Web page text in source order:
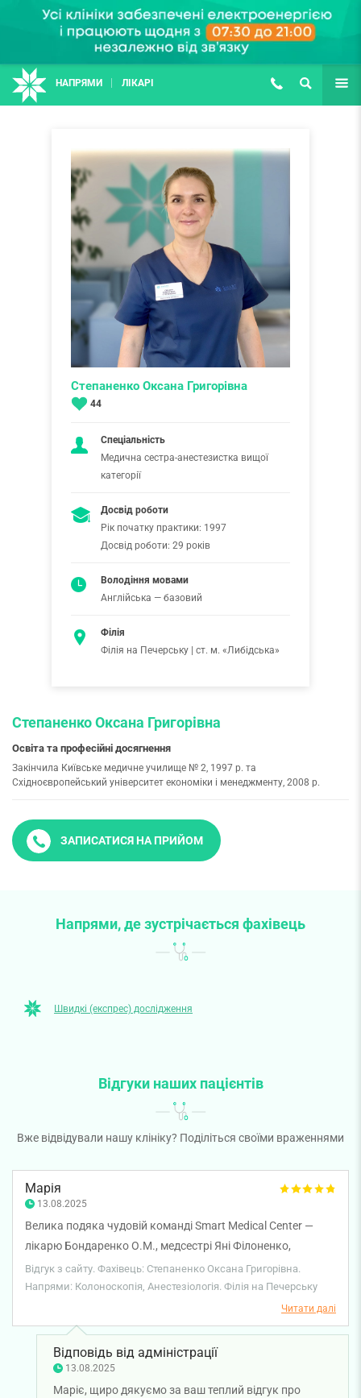
НАПРЯМИ ЛІКАРІ (067) 127-03-03
ПОШУК ЩЕ
Степаненко Оксана Григорівна
44
Спеціальність
Медична сестра-анестезистка вищої
категорії
Досвід роботи
Рік початку практики: 1997
Досвід роботи: 29 років
Володіння мовами
Англійська — базовий
Філія
Філія на Печерську | ст. м. «Либідська»
Степаненко Оксана Григорівна
Освіта та професійні досягнення
Закінчила Київське медичне училище № 2, 1997 р. та
Східноєвропейський університет економіки і менеджменту, 2008 р.
ЗАПИСАТИСЯ НА ПРИЙОМ
Напрями, де зустрічається фахівець
Швидкі (експрес) дослідження
Відгуки наших пацієнтів
Вже відвідували нашу клініку? Поділіться своїми враженнями
Марія
13.08.2025
Велика подяка чудовій команді Smart Medical Center —
лікарю Бондаренко О.М., медсестрі Яні Філоненко,
анестезіологу Вороні К.М. та анестезистці Оксані
Степаненко. Проводили колоноскопію моєму чоловікові,
який довго вагався, чи робити. Усе пройшло професійно,
комфортно й з великою турботою. Ми давні пацієнти
вашої клініки, завжди задоволені, ділюся щиро! ) Окремо
дякую Оксані за рекомендацію такої чудової бригади!
Гарної праці вам і вдячних пацієнтів!!!
Відгук з сайту. Фахівець: Степаненко Оксана Григорівна.
Напрями: Колоноскопія, Анестезіологія. Філія на Печерську
Читати далі
Відповідь від адміністрації
13.08.2025
Маріє, щиро дякуємо за ваш теплий відгук про